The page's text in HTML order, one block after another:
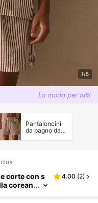
1/5
Pantaloncini
da bagno da
corte con s
corean
4.00 (2)